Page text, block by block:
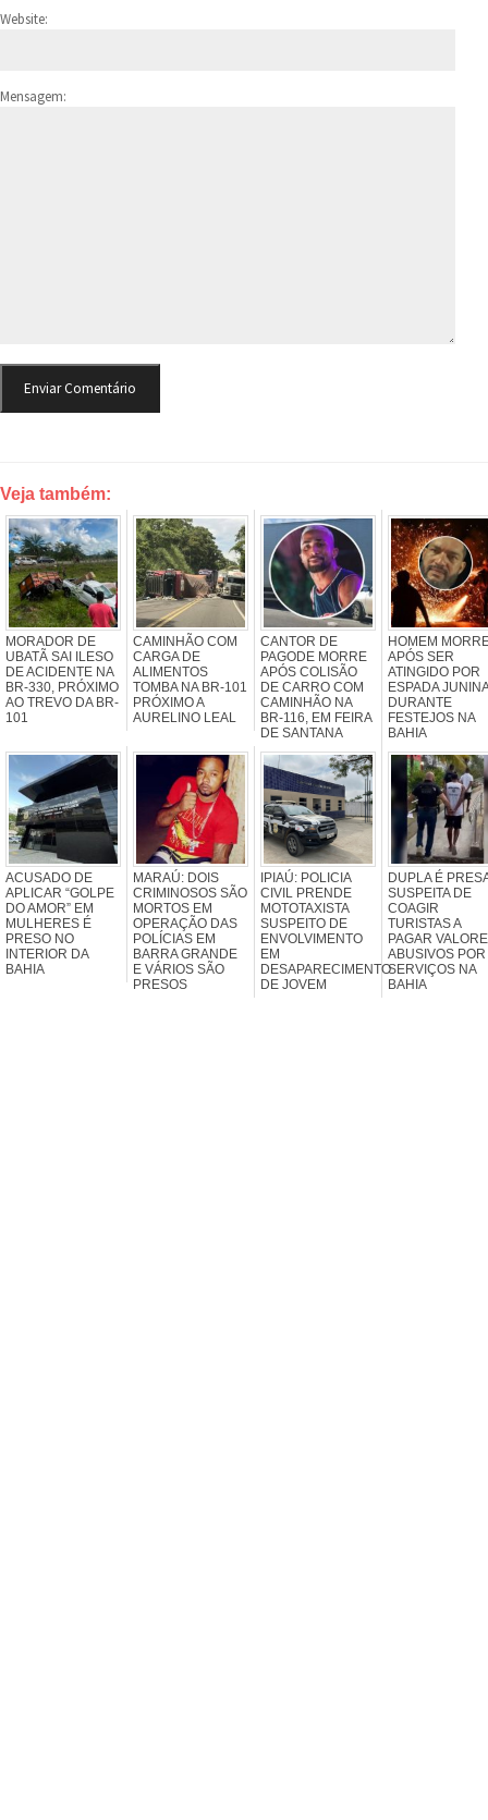
Website:
Mensagem:
Veja também:
MORADOR DE
UBATÃ SAI ILESO
DE ACIDENTE NA
BR-330, PRÓXIMO
AO TREVO DA BR-
101
CAMINHÃO COM
CARGA DE
ALIMENTOS
TOMBA NA BR-101
PRÓXIMO A
AURELINO LEAL
CANTOR DE
PAGODE MORRE
APÓS COLISÃO
DE CARRO COM
CAMINHÃO NA
BR-116, EM FEIRA
DE SANTANA
HOMEM
APÓS SER
ATINGIDO POR
ESPADA JUNINA
DURANTE
FESTEJOS NA
BAHIA
ACUSADO DE
APLICAR “GOLPE
DO AMOR” EM
MULHERES É
PRESO NO
INTERIOR DA
BAHIA
MARAÚ: DOIS
CRIMINOSOS SÃO
MORTOS EM
OPERAÇÃO DAS
POLÍCIAS EM
BARRA GRANDE
E VÁRIOS SÃO
PRESOS
IPIAÚ: POLICIA
CIVIL PRENDE
MOTOTAXISTA
SUSPEITO DE
ENVOLVIMENTO
EM
DESAPARECIMENTO
DE JOVEM
DUPLA É
SUSPEITA DE
COAGIR
TURISTAS A
PAGAR
ABUSIVOS POR
SERVIÇOS NA
BAHIA